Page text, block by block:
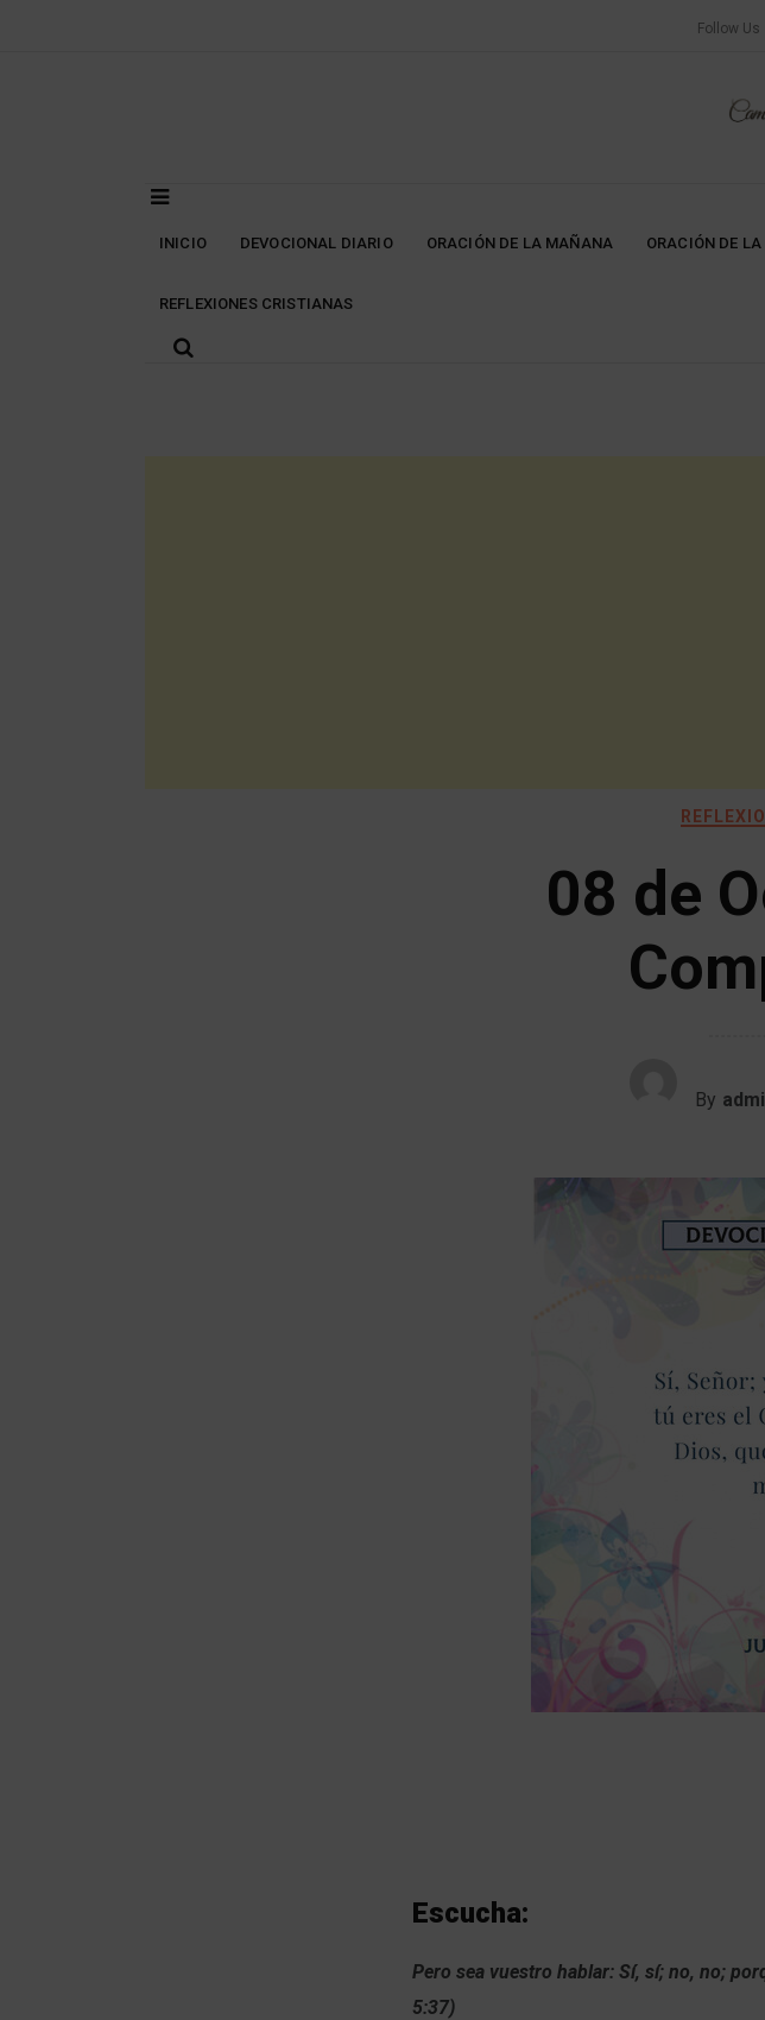
Follow Us
INICIO DEVOCIONAL DIARIO ORACIÓN DE LA MAÑANA ORACIÓN DE LA
REFLEXIONES CRISTIANAS
08 de
By
Escucha:
Pero sea vuestro hablar: Sí, sí; no, no;
5:37)